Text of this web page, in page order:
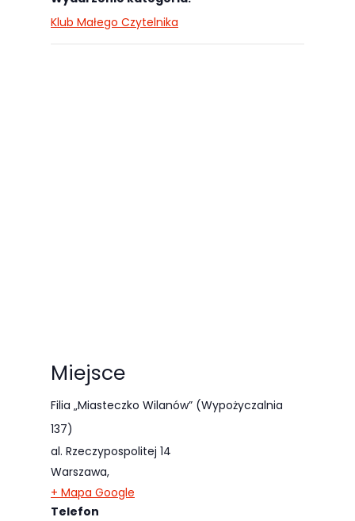
Klub Małego Czytelnika
Miejsce
Filia „Miasteczko Wilanów” (Wypożyczalnia
137)
al. Rzeczypospolitej 14
Warszawa,
+ Mapa Google
Telefon
spersonalizowanych
treści i ofert.